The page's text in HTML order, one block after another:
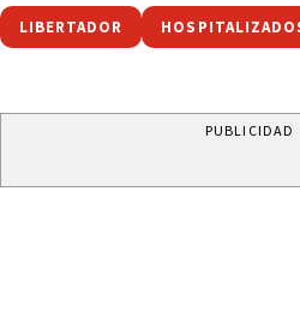
LIBERTADOR
PUBLICIDAD